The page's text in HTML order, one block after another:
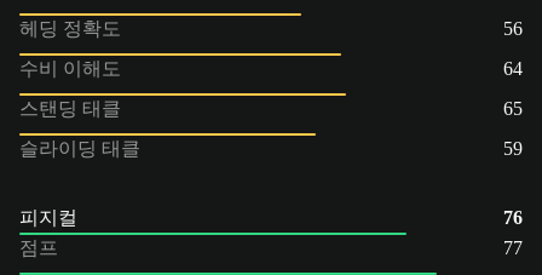
헤딩 정확도
56
수비 이해도
64
스탠딩 태클
65
슬라이딩 태클
59
피지컬
76
점프
77